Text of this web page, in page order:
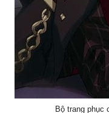
Bộ trang phục